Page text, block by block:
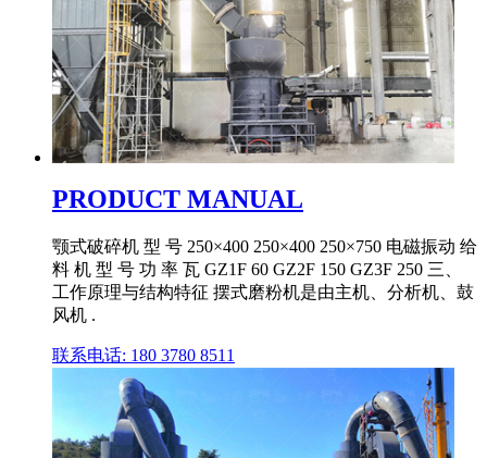
PRODUCT MANUAL
颚式破碎机 型 号 250×400 250×400 250×750 电磁振动 给
料 机 型 号 功 率 瓦 GZ1F 60 GZ2F 150 GZ3F 250 三、
工作原理与结构特征 摆式磨粉机是由主机、分析机、鼓
风机 .
联系电话: 180 3780 8511